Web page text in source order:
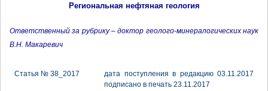
Региональная нефтяная геология
Ответственный за рубрику – доктор геолого-минералогических наук
В.Н. Макаревич
Статья № 38_2017
дата поступления в редакцию 03.11.2017
подписано в печать 23.11.2017